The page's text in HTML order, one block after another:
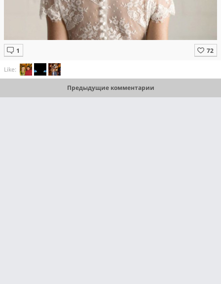
Like:
Предыдущие комментарии